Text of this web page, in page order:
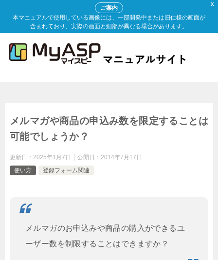
X
ご案内
本マニュアルで使用している画像には、一部開発中または旧仕様の画面が
含まれており、実際の画面と細部が異なる場合があります。
メルマガや商品の申込み数を限定することは
可能でしょうか？
更新日： 2025年1月7日 公開日： 2014年7月17日
使い方
登録フォーム関連
メルマガのお申込みや商品の購入ができるユ
ーザー数を制限することはできますか？